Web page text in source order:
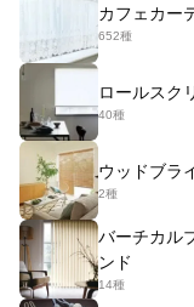
カフェカー
652種
ロールスク
40種
ウッドブラ
2種
バーチカル
ンド
14種